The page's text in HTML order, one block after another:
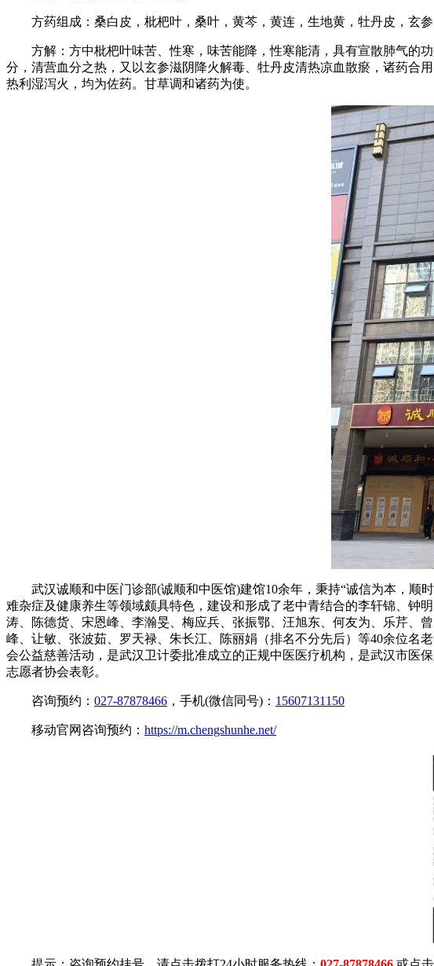
方药组成：桑白皮，枇杷叶，桑叶，黄芩，黄连，生地黄，牡丹皮，玄参
方解：方中枇杷叶味苦、性寒，味苦能降，性寒能清，具有宣散肺气的功
分，清营血分之热，又以玄参滋阴降火解毒、牡丹皮清热凉血散瘀，诸药合
热利湿泻火，均为佐药。甘草调和诸药为使。
武汉诚顺和中医门诊部(诚顺和中医馆)建馆10余年，秉持“诚信为本，顺
难杂症及健康养生等领域颇具特色，建设和形成了老中青结合的李轩锦、钟
涛、陈德货、宋恩峰、李瀚旻、梅应兵、张振鄂、汪旭东、何友为、乐芹、
峰、让敏、张波茹、罗天禄、朱长江、陈丽娟（排名不分先后）等40余位名
会公益慈善活动，是武汉卫计委批准成立的正规中医医疗机构，是武汉市医
志愿者协会表彰。
咨询预约： 027-87878466 ，手机(微信同号)： 15607131150
移动官网咨询预约： https://m.chengshunhe.net/